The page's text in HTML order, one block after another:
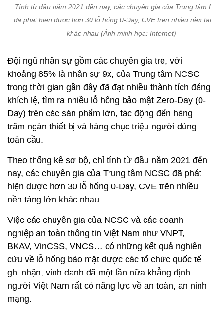
Tính từ đầu năm 2021 đến nay, các chuyên gia của Trung tâm
đã phát hiện được hơn 30 lỗ hổng 0-Day, CVE trên nhiều nền
khác nhau (Ảnh minh họa: Internet)
Đội ngũ nhân sự gồm các chuyên gia trẻ, với
khoảng 85% là nhân sự 9x, của Trung tâm NCSC
trong thời gian gần đây đã đạt nhiều thành tích đáng
khích lệ, tìm ra nhiều lỗ hổng bảo mật Zero-Day (0-
Day) trên các sản phẩm lớn, tác động đến hàng
trăm ngàn thiết bị và hàng chục triệu người dùng
toàn cầu.
Theo thống kê sơ bộ, chỉ tính từ đầu năm 2021 đến
nay, các chuyên gia của Trung tâm NCSC đã phát
hiện được hơn 30 lỗ hổng 0-Day, CVE trên nhiều
nền tảng lớn khác nhau.
Việc các chuyên gia của NCSC và các doanh
nghiệp an toàn thông tin Việt Nam như VNPT,
BKAV, VinCSS, VNCS… có những kết quả nghiên
cứu về lỗ hổng bảo mật được các tổ chức quốc tế
ghi nhận, vinh danh đã một lần nữa khẳng định
người Việt Nam rất có năng lực về an toàn, an ninh
mạng.